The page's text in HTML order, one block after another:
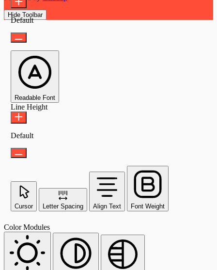
Hide Toolbar
Default
Readable Font
Line Height
Default
Cursor Letter Spacing Align Text Font Weight
Color Modules